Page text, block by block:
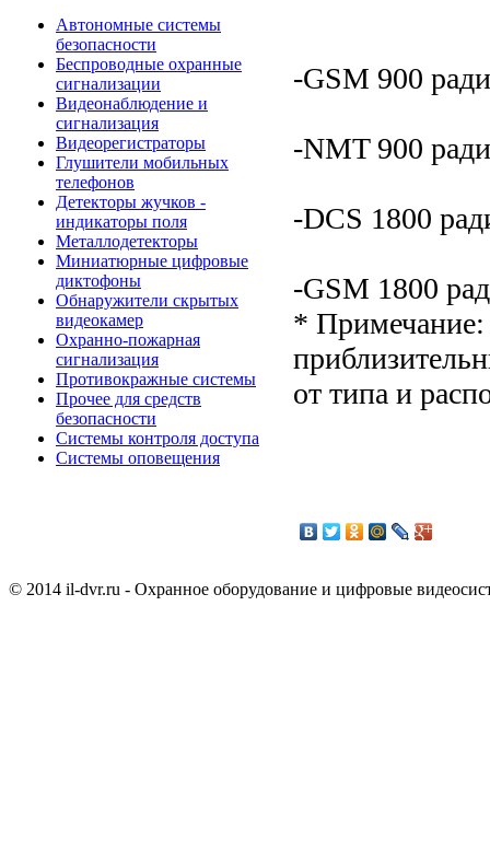
Автономные системы
безопасности
Беспроводные охранные
сигнализации
Видеонаблюдение и
сигнализация
Видеорегистраторы
Глушители мобильных
телефонов
Детекторы жучков -
индикаторы поля
Металлодетекторы
Миниатюрные цифровые
диктофоны
Обнаружители скрытых
видеокамер
Охранно-пожарная
сигнализация
Противокражные системы
Прочее для средств
безопасности
Системы контроля доступа
Системы оповещения
-GSM 900
-NMT 900
-DCS 1800
-GSM 1800
* Примечание:
от типа и
© 2014 il-dvr.ru - Охранное оборудование и цифровые